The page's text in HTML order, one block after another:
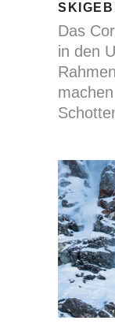
Das
in den